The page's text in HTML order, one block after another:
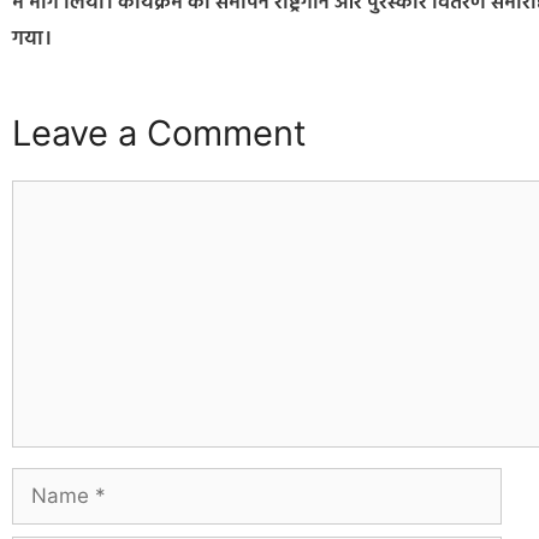
गया।
Leave a Comment